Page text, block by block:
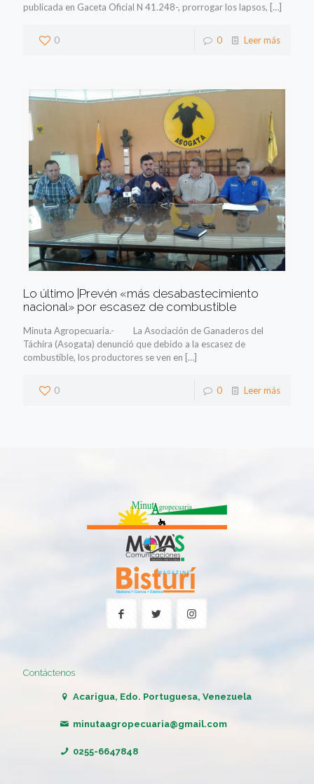
publicada en Gaceta Oficial N 41.248-, prorrogar los lapsos, […]
0 0 Leer más
Lo último |Prevén «más desabastecimiento
nacional» por escasez de combustible
Minuta Agropecuaria.- La Asociación de Ganaderos del
Táchira (Asogata) denunció que debido a la escasez de
combustible, los productores se ven en […]
0 0 Leer más
Contáctenos
Acarigua, Edo. Portuguesa, Venezuela
minutaagropecuaria@gmail.com
0255-6647848